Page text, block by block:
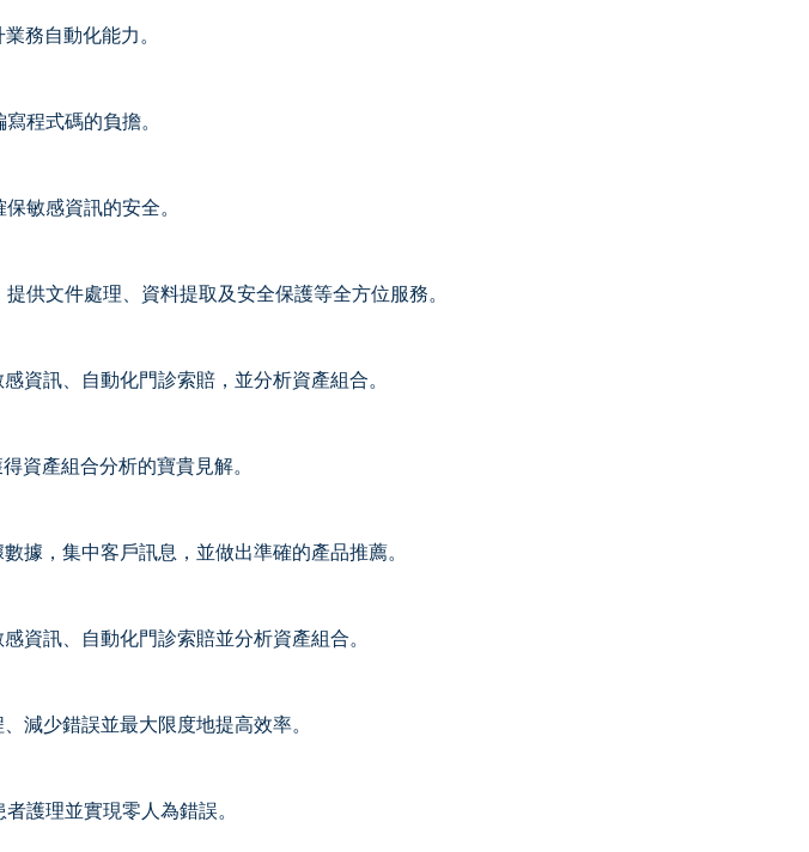
務自動化能力。
程式碼的負擔。
敏感資訊的安全。
供文件處理、資料提取及安全保護等全方位服務。
資訊、自動化門診索賠，並分析資產組合。
資產組合分析的寶貴見解。
據，集中客戶訊息，並做出準確的產品推薦。
資訊、自動化門診索賠並分析資產組合。
減少錯誤並最大限度地提高效率。
護理並實現零人為錯誤。